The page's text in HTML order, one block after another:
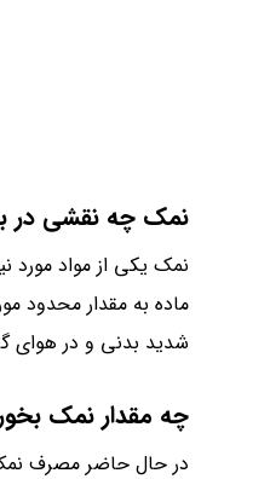
نمک چه نقشی در
نمک یکی از مواد مورد
ماده به مقدار محدود
شدید بدنی و در هوای
چه مقدار نمک
در حال حاضر مصرف نمک